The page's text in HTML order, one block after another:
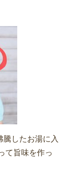
したお湯に入
て旨味を作っ